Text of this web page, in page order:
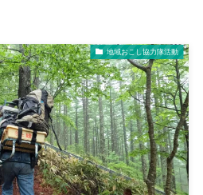
地域おこし協力隊活動